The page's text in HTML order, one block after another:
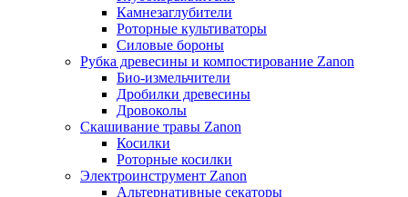
Камнезаглубители
Роторные культиваторы
Силовые бороны
Рубка древесины и компостирование Zanon
Био-измельчители
Дробилки древесины
Дровоколы
Скашивание травы Zanon
Косилки
Роторные косилки
Электроинструмент Zanon
Альтернативные секаторы